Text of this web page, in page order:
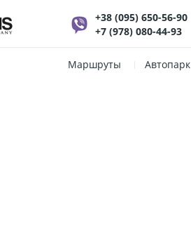
+38 (095) 650-56-90
+7 (978) 080-44-93
Маршруты Автопарк